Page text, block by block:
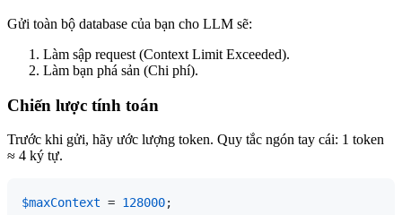
Gửi toàn bộ database của bạn cho LLM sẽ:
Làm sập request (Context Limit Exceeded).
Làm bạn phá sản (Chi phí).
Chiến lược tính toán
Trước khi gửi, hãy ước lượng token. Quy tắc ngón tay cái: 1 token
≈ 4 ký tự.
$maxContext = 128000